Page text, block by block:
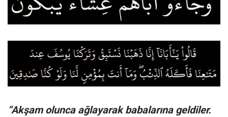
“Akşam olunca ağlayarak babalarına geldiler.